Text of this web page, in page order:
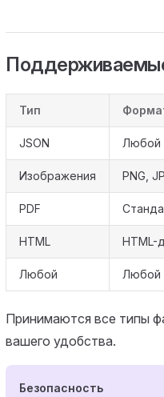
Тип
JSON Любой
Изображения PNG,
PDF
HTML HTML-
Любой Любой
Принимаются все типы
вашего удобства.
Безопасность